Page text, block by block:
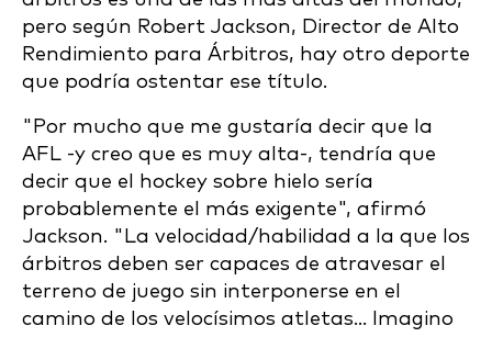
pero según Robert Jackson, Director de Alto
Rendimiento para Árbitros, hay otro deporte
que podría ostentar ese título.
"Por mucho que me gustaría decir que la
AFL -y creo que es muy alta-, tendría que
decir que el hockey sobre hielo sería
probablemente el más exigente", afirmó
Jackson. "La velocidad/habilidad a la que los
árbitros deben ser capaces de atravesar el
terreno de juego sin interponerse en el
camino de los velocísimos atletas... Imagino